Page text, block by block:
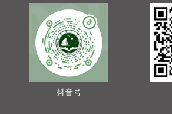
抖音号